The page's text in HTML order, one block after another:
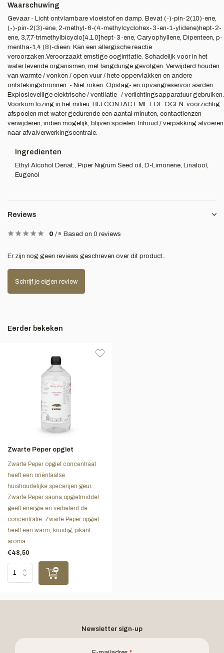
Waarschuwing
Gevaar - Licht ontvlambare vloeistof en damp. Bevat (-)-pin-2(10)-ene,
(-)-pin-2(3)-ene, 2-methyl-6-(4-methylcyclohex-3-en-1-ylidene)hept-2-
ene, 3,7,7-trimethylbicyclo[4.1.0]hept-3-ene, Caryophyllene, Dipenteen, p-
mentha-1,4 (8)-dieen. Kan een allergische reactie
veroorzaken.Veroorzaakt ernstige oogirritatie. Schadelijk voor in het
water levende organismen, met langdurige gevolgen. Verwijderd houden
van warmte / vonken / open vuur / hete oppervlakken en andere
ontstekingsbronnen. - Niet roken. Opslag- en opvangreservoir aarden.
Explosieveilige elektrische / ventilatie- / verlichtingsapparatuur gebruiken.
Voorkom lozing in het milieu. BIJ CONTACT MET DE OGEN: voorzichtig
afspoelen met water gedurende een aantal minuten, contactlenzen
verwijderen, indien mogelijk, blijven spoelen. Inhoud / verpakking afvoeren
naar afvalverwerkingscentrale.
Ingredienten
Ethyl Alcohol Denat., Piper Nigrum Seed oil, D-Limonene, Linalool,
Eugenol
Reviews
0 / 5 Based on 0 reviews
Er zijn nog geen reviews geschreven over dit product..
Schrijf je eigen review
Eerder bekeken
Zwarte Peper opgiet
Zwarte Peper opgiet concentraat
heeft een oriëntaalse
huishoudelijke specerijen geur.
Zwarte Peper sauna opgietmiddel
geeft energie en verbeterd de
concentratie. Zwarte Peper opgiet
heeft een warm, kruidig, pikant
aroma.
€48,50
Newsletter sign-up